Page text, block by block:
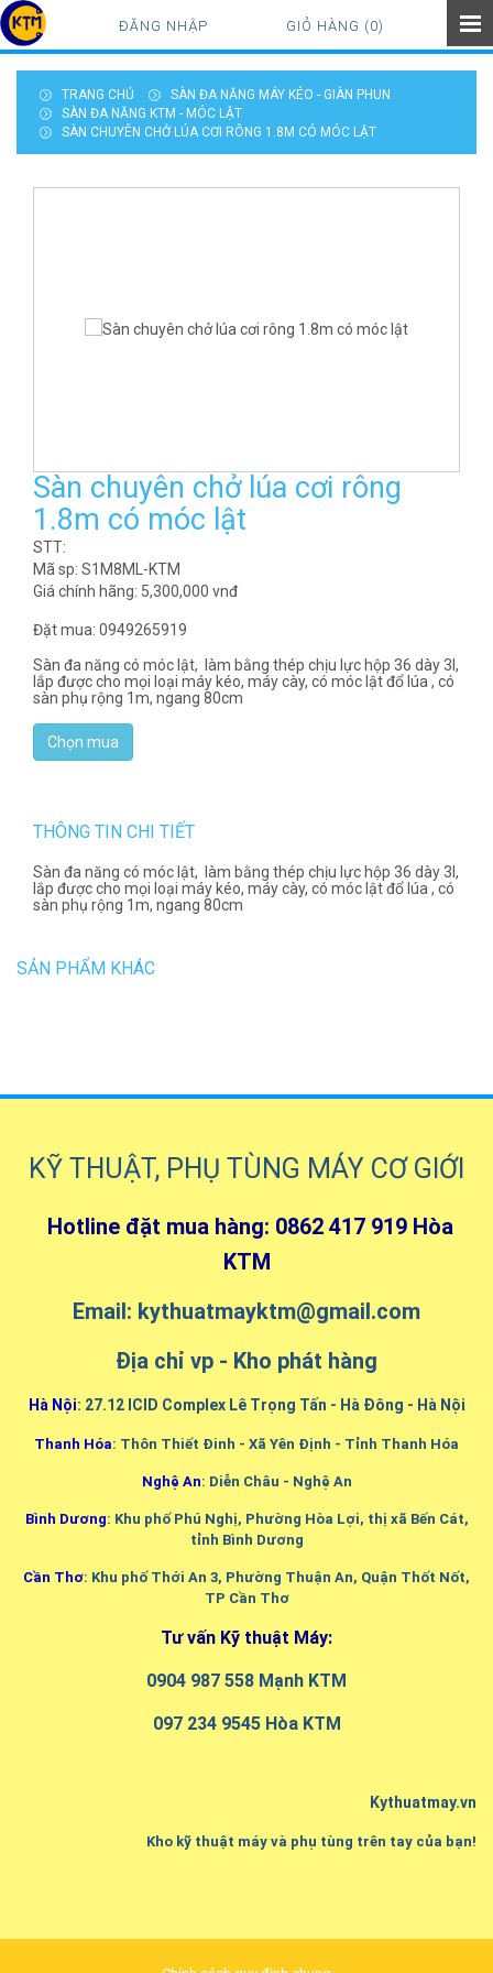
GIỎ HÀNG (0)
ĐĂNG NHẬP
TRANG CHỦ
SÀN ĐA NĂNG MÁY KÉO - GIÀN PHUN
SÀN ĐA NĂNG KTM - MÓC LẬT
SÀN CHUYÊN CHỞ LÚA CƠI RÔNG 1.8M CÓ MÓC LẬT
Sàn chuyên chở lúa cơi rông
1.8m có móc lật
STT:
Mã sp: S1M8ML-KTM
Giá chính hãng: 5,300,000 vnđ
Đặt mua: 0949265919
Sàn đa năng có móc lật, làm bằng thép chịu lực hộp 36 dày 3l,
lắp được cho mọi loại máy kéo, máy cày, có móc lật đổ lúa , có
sàn phụ rộng 1m, ngang 80cm
THÔNG TIN CHI TIẾT
Sàn đa năng có móc lật, làm bằng thép chịu lực hộp 36 dày 3l,
lắp được cho mọi loại máy kéo, máy cày, có móc lật đổ lúa , có
sàn phụ rộng 1m, ngang 80cm
SẢN PHẨM KHÁC
KỸ THUẬT, PHỤ TÙNG MÁY CƠ GIỚI
Hotline đặt mua hàng: 0862 417 919 Hòa
KTM
Email: kythuatmayktm@gmail.com
Địa chỉ vp - Kho phát hàng
Hà Nội: 27.12 ICID Complex Lê Trọng Tấn - Hà Đông - Hà Nội
Thanh Hóa: Thôn Thiết Đinh - Xã Yên Định - Tỉnh Thanh Hóa
Nghệ An: Diễn Châu - Nghệ An
Bình Dương: Khu phố Phú Nghị, Phường Hòa Lợi, thị xã Bến Cát,
tỉnh Bình Dương
Cần Thơ: Khu phố Thới An 3, Phường Thuận An, Quận Thốt Nốt,
TP Cần Thơ
Tư vấn Kỹ thuật Máy:
0904 987 558 Mạnh KTM
097 234 9545 Hòa KTM
Kythuatmay.vn
Kho kỹ thuật máy và phụ tùng trên tay của bạn!